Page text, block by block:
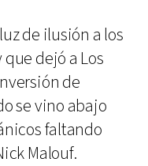
de ilusión a los
dejó a Los
de
se vino abajo
faltando
Malouf.